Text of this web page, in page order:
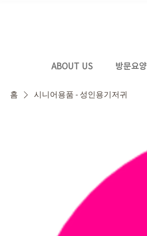
ABOUT US 방문요양
홈 시니어용품 - 성인용기저귀